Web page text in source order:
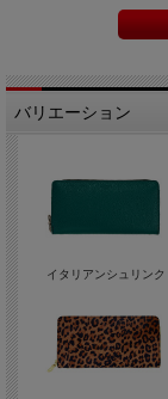
バリエーション
イタリアンシュリンク